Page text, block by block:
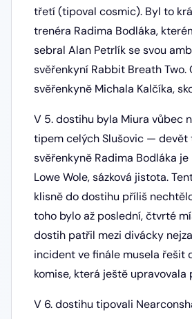
třetí (tipoval cosmic). Byl to
trenéra Radima Bodláka,
sebral Alan Petrlík se svou
svěřenkyní Rabbit Breath Two.
svěřenkyně Michala Kalčíka,
V 5. dostihu byla Miura vůbec
tipem celých Slušovic — devět
svěřenkyně Radima Bodláka je
Lowe Wole, sázková jistota.
klisně do dostihu příliš
toho bylo až poslední, čtvrté
dostih patřil mezi divácky
incident ve finále musela řešit
komise, která ještě upravovala
V 6. dostihu tipovali